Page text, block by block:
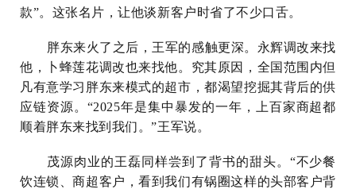
款”。这张名片，让他谈新客户时省了不少口舌。
胖东来火了之后，王军的感触更深。永辉调改来找
他，卜蜂莲花调改也来找他。究其原因，全国范围内但
凡有意学习胖东来模式的超市，都渴望挖掘其背后的供
应链资源。“2025年是集中暴发的一年，上百家商超都
顺着胖东来找到我们。”王军说。
茂源肉业的王磊同样尝到了背书的甜头。“不少餐
饮连锁、商超客户，看到我们有锅圈这样的头部客户背